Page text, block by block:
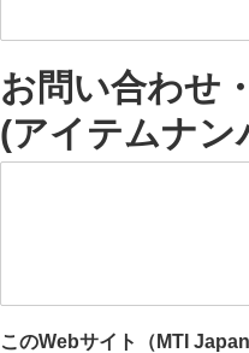
お問い合わせ
(アイテムナ
このWebサイト（MTI